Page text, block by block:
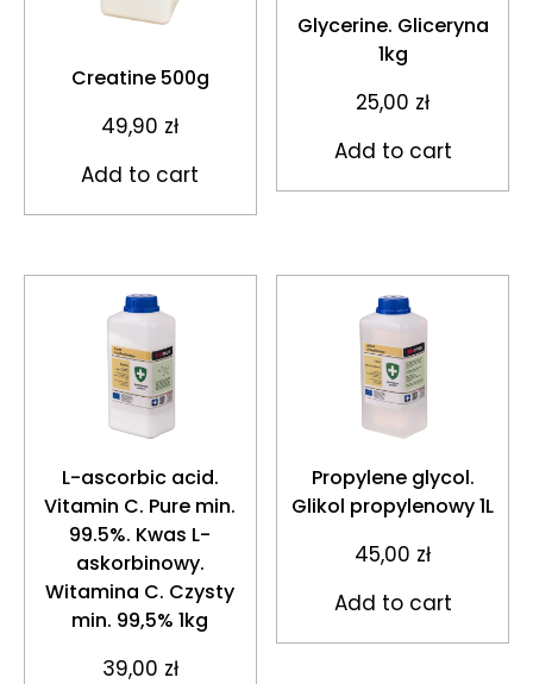
Creatine 500g
49,90 zł
Add to cart
Glycerine. Gliceryna
1kg
25,00 zł
Add to cart
L-ascorbic acid.
Vitamin C. Pure min.
99.5%. Kwas L-
askorbinowy.
Witamina C. Czysty
min. 99,5% 1kg
39,00 zł
Propylene glycol.
Glikol propylenowy 1L
45,00 zł
Add to cart